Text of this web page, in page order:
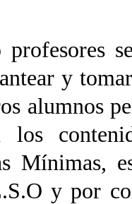
y
alumnos
los
Mínimas,
y por